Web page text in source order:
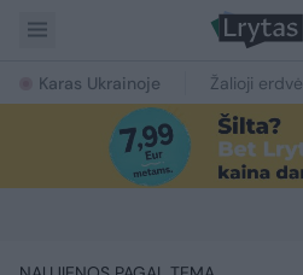
Karas Ukrainoje Žalioji erdvė